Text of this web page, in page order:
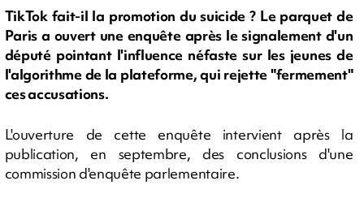
TikTok fait-il la promotion du suicide ? Le parquet de
Paris a ouvert une enquête après le signalement d'un
député pointant l'influence néfaste sur les jeunes de
l'algorithme de la plateforme, qui rejette "fermement"
ces accusations.
L'ouverture de cette enquête intervient après la
publication, en septembre, des conclusions d'une
commission d'enquête parlementaire.